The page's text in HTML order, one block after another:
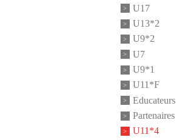
U17
U13*2
U9*2
U7
U9*1
U11*F
Educateurs
Partenaires
U11*4